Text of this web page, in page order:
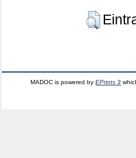
MADOC is powered byEPrints 3